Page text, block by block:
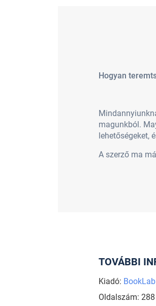
Hogyan
magunkból.
lehetőségeket,
A szerző ma
TOVÁBBI
Kiadó: BookLab
Oldalszám: 288